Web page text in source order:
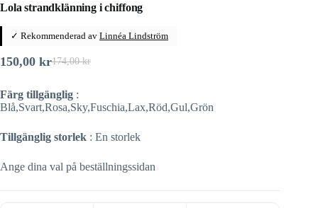
Lola strandklänning i chiffong
✓ Rekommenderad av Linnéa Lindström
174,00kr
Det
priset
var:
150,00 krDet
priset
är:
Färg tillgänglig :
Blå,Svart,Rosa,Sky,Fuschia,Lax,Röd,Gul,Grön
Tillgänglig storlek : En storlek
Ange dina val på beställningssidan